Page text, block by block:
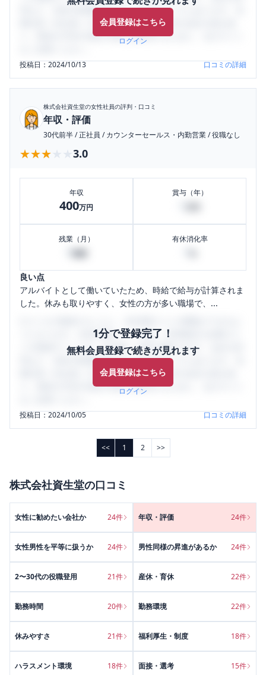
会員登録はこちら
ログイン
判など、女性の転職は気にすべき点がたくさんあります。先
輩社員（元社員）の口コミを通して、本当の会社の姿を知
り、将来の不安や現在の悩みを解消するために、ぜひサイト
投稿日：2024/10/13 口コミの詳細
株式会社資生堂の女性社員の評判・口コミ
年収・評価
30代前半/正社員 /カウンターセールス・内勤営業/役職なし
★★★★★
★★★★★ 3.0
年収
400万円
賞与（年）
残業（月）
0
有休消化率
良い点
アルバイトとして働いていたため、時給で給与が計算されま
した。休みも取りやすく、女性の方が多い職場で、...
1分で登録完了！
無料会員登録で続きが見れます
会員登録はこちら
ログイン
うになります。SHEHUB(シーハブ)は、女性限定の企業口コ
ミの投稿サイトです。給与面・女性の働きやすさ・会社の評
判など、女性の転職は気にすべき点がたくさんあります。先
輩社員（元社員）の口コミを通して、本当の会社の姿を知
り、将来の不安や現在の悩みを解消するために、ぜひサイト
投稿日：2024/10/05 口コミの詳細
<< 1 2 >>
株式会社資生堂の口コミ
女性に勧めたい会社か 24件 年収・評価 24件
女性男性を平等に扱うか 24件 男性同様の昇進があるか 24件
2〜30代の役職登用 21件 産休・育休 22件
勤務時間 20件 勤務環境 22件
休みやすさ 21件 福利厚生・制度 18件
ハラスメント環境 18件 面接・選考 15件